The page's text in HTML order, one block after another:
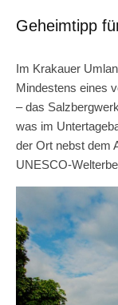
Geheimtipp
Im Krakauer
Mindestens eines
– das
was im
der Ort nebst dem
UNESCO-